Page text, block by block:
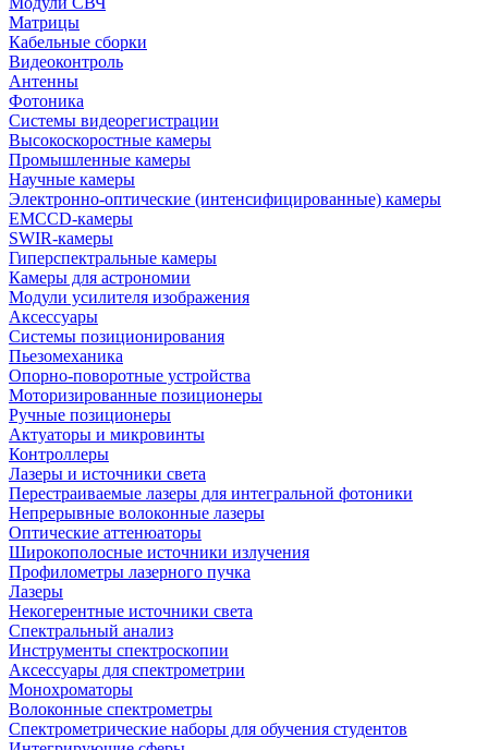
Матрицы
Кабельные сборки
Видеоконтроль
Антенны
Фотоника
Cистемы видеорегистрации
Высокоскоростные камеры
Промышленные камеры
Научные камеры
Электронно-оптические (интенсифицированные) камеры
EMCCD-камеры
SWIR-камеры
Гиперспектральные камеры
Камеры для астрономии
Модули усилителя изображения
Аксессуары
Системы позиционирования
Пьезомеханика
Опорно-поворотные устройства
Моторизированные позиционеры
Ручные позиционеры
Актуаторы и микровинты
Контроллеры
Лазеры и источники света
Перестраиваемые лазеры для интегральной фотоники
Непрерывные волоконные лазеры
Оптические аттенюаторы
Широкополосные источники излучения
Профилометры лазерного пучка
Лазеры
Некогерентные источники света
Спектральный анализ
Инструменты спектроскопии
Аксессуары для спектрометрии
Монохроматоры
Волоконные спектрометры
Спектрометрические наборы для обучения студентов